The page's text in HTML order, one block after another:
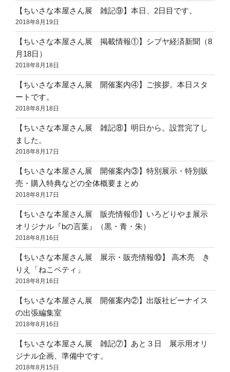
【ちいさな本屋さん展 雑記⑨】本日、2日目です。
2018年8月19日
【ちいさな本屋さん展 掲載情報①】シブヤ経済新聞（8
月18日）
2018年8月18日
【ちいさな本屋さん展 開催案内④】ご挨拶。本日スタ
ートです。
2018年8月18日
【ちいさな本屋さん展 雑記⑧】明日から。設営完了し
ました。
2018年8月17日
【ちいさな本屋さん展 開催案内③】特別展示・特別販
売・購入特典などの全体概要まとめ
2018年8月17日
【ちいさな本屋さん展 販売情報⑪】いろどりやま展示
オリジナル『bの言葉』（黒・青・朱）
2018年8月16日
【ちいさな本屋さん展 展示・販売情報⑩】 高木亮 き
りえ「ねこペティ」
2018年8月16日
【ちいさな本屋さん展 開催案内②】出版社ビーナイス
の出張編集室
2018年8月16日
【ちいさな本屋さん展 雑記⑦】あと３日 展示用オリ
ジナル企画、準備中です。
2018年8月15日